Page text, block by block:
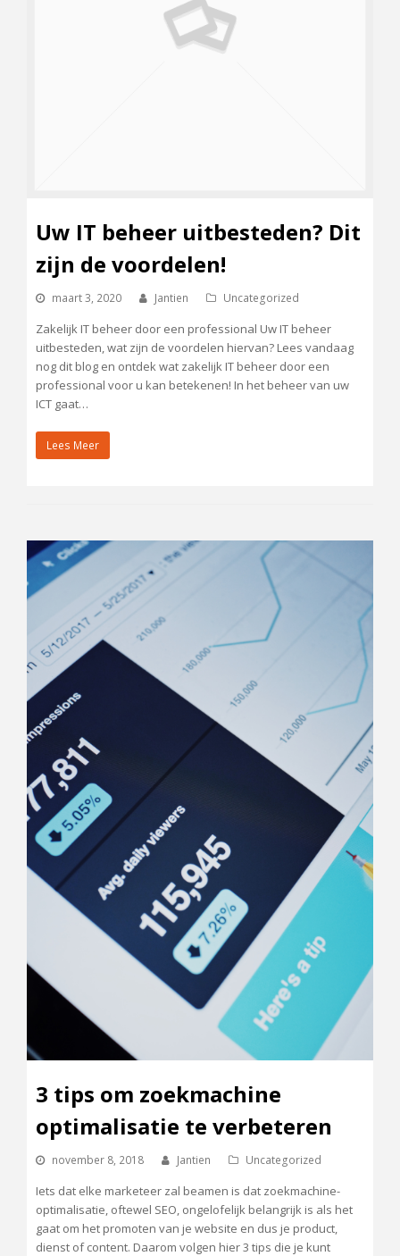
Uw IT beheer uitbesteden? Dit
zijn de voordelen!
maart 3, 2020 Jantien Uncategorized
Zakelijk IT beheer door een professional Uw IT beheer
uitbesteden, wat zijn de voordelen hiervan? Lees vandaag
nog dit blog en ontdek wat zakelijk IT beheer door een
professional voor u kan betekenen! In het beheer van uw
ICT gaat…
Lees Meer
3 tips om zoekmachine
optimalisatie te verbeteren
november 8, 2018 Jantien Uncategorized
Iets dat elke marketeer zal beamen is dat zoekmachine-
optimalisatie, oftewel SEO, ongelofelijk belangrijk is als het
gaat om het promoten van je website en dus je product,
dienst of content. Daarom volgen hier 3 tips die je kunt